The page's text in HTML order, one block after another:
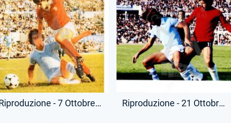
Riproduzione - 7 Ottobre 1979 - Campionato Serie A - Lazio-Perugia Riproduzione - 21 Ottobre 1979 - Campionato Serie A - Lazio-Cagliari